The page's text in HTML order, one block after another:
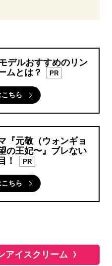
デルおすすめのリン
ムとは？
PR
ちら
『元敬（ウォンギョ
の王妃〜』ブレない
！
PR
ちら
アイスクリーム